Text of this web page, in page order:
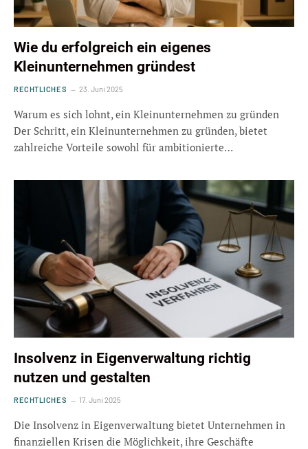
Wie du erfolgreich ein eigenes
Kleinunternehmen gründest
RECHTLICHES 23. Juni 2025
Warum es sich lohnt, ein Kleinunternehmen zu gründen
Der Schritt, ein Kleinunternehmen zu gründen, bietet
zahlreiche Vorteile sowohl für ambitionierte…
Insolvenz in Eigenverwaltung richtig
nutzen und gestalten
RECHTLICHES 17. Juni 2025
Die Insolvenz in Eigenverwaltung bietet Unternehmen in
finanziellen Krisen die Möglichkeit, ihre Geschäfte